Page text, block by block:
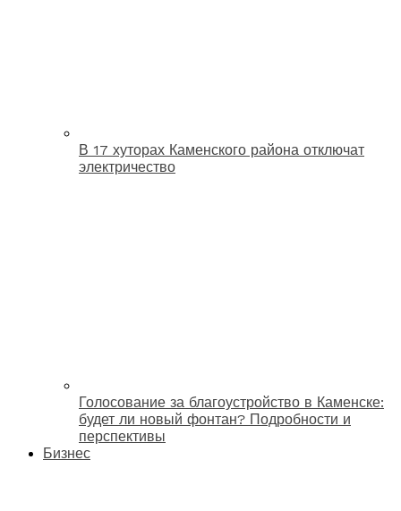
В 17 хуторах Каменского района отключат
электричество
Голосование за благоустройство в Каменске:
будет ли новый фонтан? Подробности и
перспективы
Бизнес